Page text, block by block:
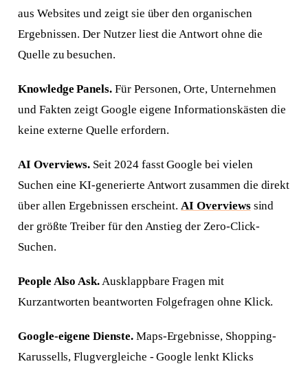
aus Websites und zeigt sie über den organischen
Ergebnissen. Der Nutzer liest die Antwort ohne die
Quelle zu besuchen.
Knowledge Panels. Für Personen, Orte, Unternehmen
und Fakten zeigt Google eigene Informationskästen die
keine externe Quelle erfordern.
AI Overviews. Seit 2024 fasst Google bei vielen
Suchen eine KI-generierte Antwort zusammen die direkt
über allen Ergebnissen erscheint.AI Overviewssind
der größte Treiber für den Anstieg der Zero-Click-
Suchen.
People Also Ask.Ausklappbare Fragen mit
Kurzantworten beantworten Folgefragen ohne Klick.
Google-eigene Dienste.Maps-Ergebnisse, Shopping-
Karussells, Flugvergleiche - Google lenkt Klicks